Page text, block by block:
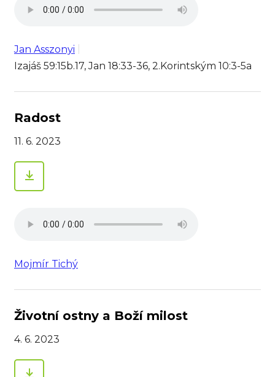
Jan Asszonyi
Izajáš 59:15b.17, Jan 18:33-36, 2.Korintským 10:3-5a
Radost
11. 6. 2023
Mojmír Tichý
Životní ostny a Boží milost
4. 6. 2023